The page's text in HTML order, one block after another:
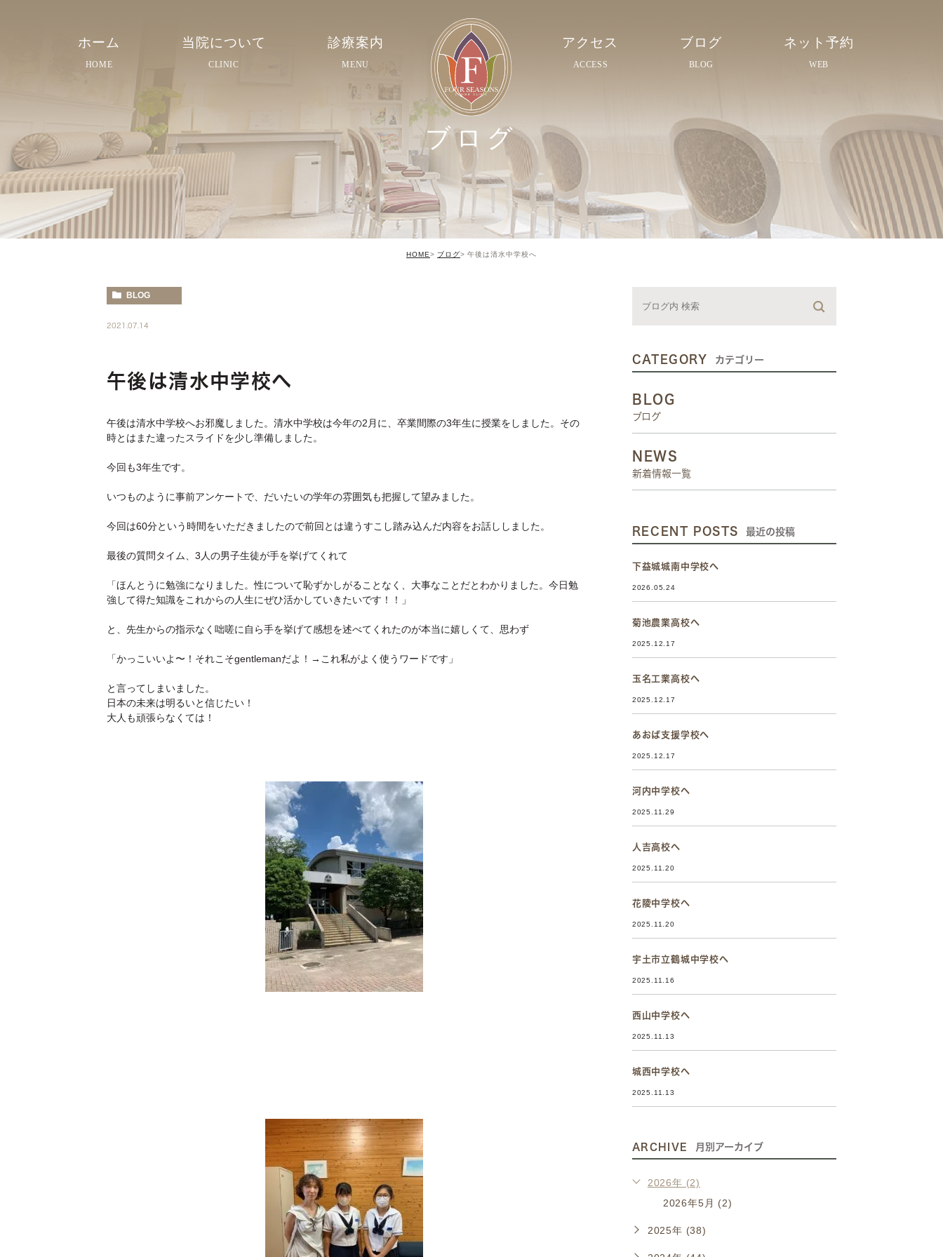
ホーム
HOME
当院について
CLINIC
院内紹介
スタッフ紹介
診療案内
MENU
アクセス
ACCESS
ブログ
BLOG
ネット予約
WEB
ブログ
HOME ブログ 午後は清水中学校へ
BLOG
2021.07.14
午後は清水中学校へ
午後は清水中学校へお邪魔しました。清水中学校は今年の2月に、卒業間際の3年生に授業をしました。その
時とはまた違ったスライドを少し準備しました。
今回も3年生です。
いつものように事前アンケートで、だいたいの学年の雰囲気も把握して望みました。
今回は60分という時間をいただきましたので前回とは違うすこし踏み込んだ内容をお話ししました。
最後の質問タイム、3人の男子生徒が手を挙げてくれて
「ほんとうに勉強になりました。性について恥ずかしがることなく、大事なことだとわかりました。今日勉
強して得た知識をこれからの人生にぜひ活かしていきたいです！！」
と、先生からの指示なく咄嗟に自ら手を挙げて感想を述べてくれたのが本当に嬉しくて、思わず
「かっこいいよ〜！それこそgentlemanだよ！→これ私がよく使うワードです」
と言ってしまいました。
日本の未来は明るいと信じたい！
大人も頑張らなくては！
CATEGORY カテゴリー
BLOG
ブログ
NEWS
新着情報一覧
RECENT POSTS 最近の投稿
下益城城南中学校へ
2026.05.24
菊池農業高校へ
2025.12.17
玉名工業高校へ
2025.12.17
あおば支援学校へ
2025.12.17
河内中学校へ
2025.11.29
人吉高校へ
2025.11.20
花陵中学校へ
2025.11.20
宇土市立鶴城中学校へ
2025.11.16
西山中学校へ
2025.11.13
城西中学校へ
2025.11.13
ARCHIVE 月別アーカイブ
2026年 (2)
2026年5月 (2)
2025年 (38)